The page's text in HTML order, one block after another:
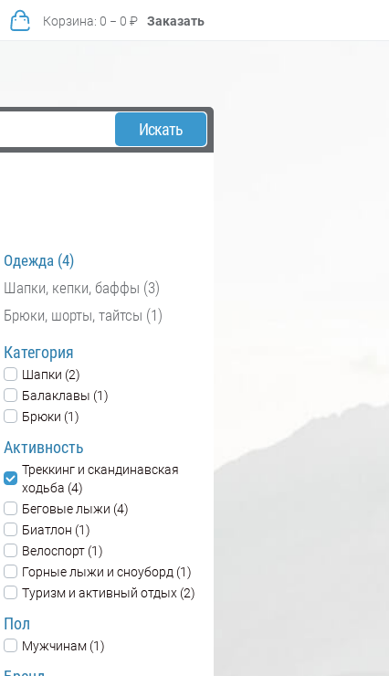
Корзина: 0 − 0 ₽ Заказать
Искать
Одежда (4)
Шапки, кепки, баффы (3)
Брюки, шорты, тайтсы (1)
Категория
Шапки (2)
Балаклавы (1)
Брюки (1)
Активность
Треккинг и скандинавская
ходьба (4)
Беговые лыжи (4)
Биатлон (1)
Велоспорт (1)
Горные лыжи и сноуборд (1)
Туризм и активный отдых (2)
Пол
Мужчинам (1)